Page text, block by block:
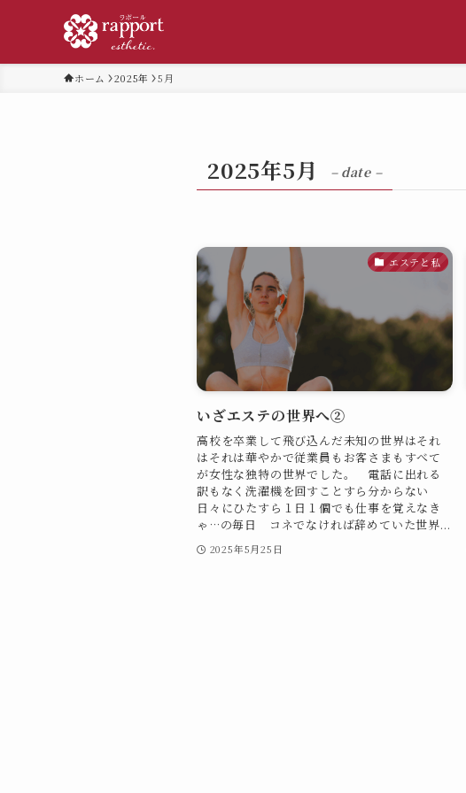
ホーム 2025年 5月
2025年5月 – date –
エステと私
いざエステの世界へ②
高校を卒業して飛び込んだ未知の世界はそれ
はそれは華やかで従業員もお客さまもすべて
が女性な独特の世界でした。 電話に出れる
訳もなく洗濯機を回すことすら分からない
日々にひたすら１日１個でも仕事を覚えなき
ゃ…の毎日 コネでなければ辞めていた世界...
2025年5月25日